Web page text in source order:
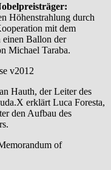
Höhenstrahlung durch
mit dem
Ballon der
Michael Taraba.
Hauth, der Leiter des
erklärt Luca Foresta,
den Aufbau des